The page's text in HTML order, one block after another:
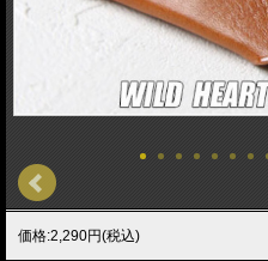
価格:2,290円(税込)